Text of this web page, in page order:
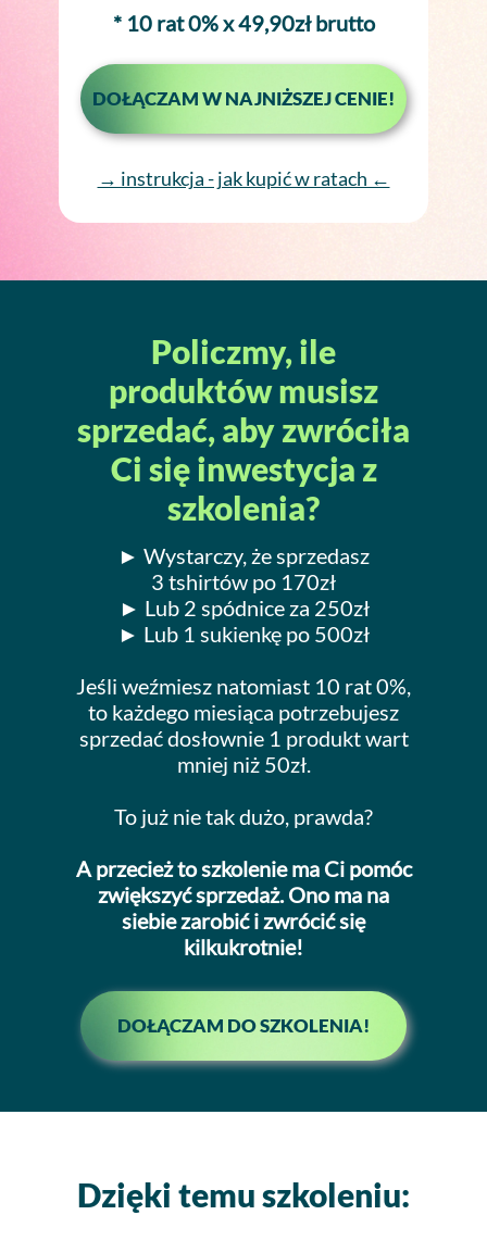
DOŁĄCZAM W NAJNIŻSZEJ CENIE!
* 10 rat 0% x 49,90zł brutto
→ instrukcja - jak kupić w ratach ←
► Wystarczy, że sprzedasz
3 tshirtów po 170zł
► Lub 2 spódnice za 250zł
► Lub 1 sukienkę po 500zł
Jeśli weźmiesz natomiast 10 rat 0%,
to każdego miesiąca potrzebujesz
sprzedać dosłownie 1 produkt wart
mniej niż 50zł.
To już nie tak dużo, prawda?
A przecież to szkolenie ma Ci pomóc
zwiększyć sprzedaż. Ono ma na
siebie zarobić i zwrócić się
kilkukrotnie!
Policzmy, ile
produktów musisz
sprzedać, aby zwróciła
Ci się inwestycja z
szkolenia?
DOŁĄCZAM DO SZKOLENIA!
Dzięki temu szkoleniu: